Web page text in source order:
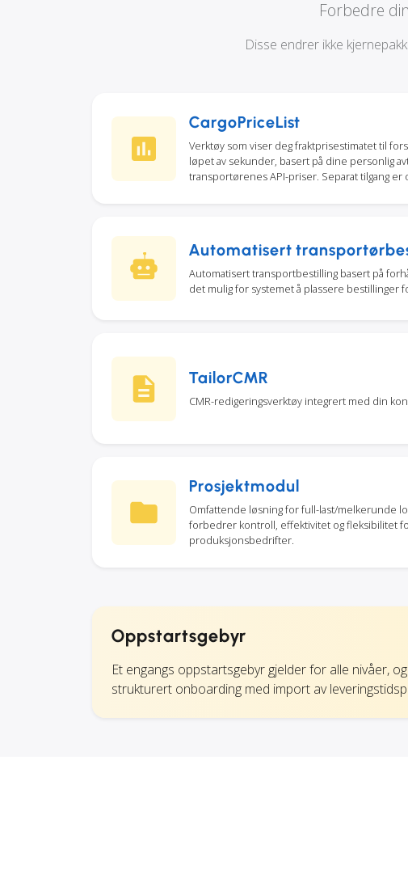
Forbedre
Disse endrer ikke
CargoPriceList
Verktøy som viser deg fraktprisestimatet til
løpet av sekunder, basert på dine personlig
transportørenes API-priser. Separat tilgang er
Automatisert
Automatisert transportbestilling basert på
det mulig for systemet å plassere bestillinger
TailorCMR
CMR-redigeringsverktøy integrert med din
Prosjektmodul
Omfattende løsning for full-last/melkerunde
forbedrer kontroll, effektivitet og fleksibilitet
produksjonsbedrifter.
Oppstartsgebyr
Et engangs oppstartsgebyr gjelder for alle nivåer,
strukturert onboarding med import av